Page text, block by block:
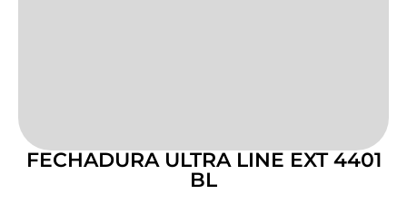
FECHADURA ULTRA LINE EXT 4401
BL